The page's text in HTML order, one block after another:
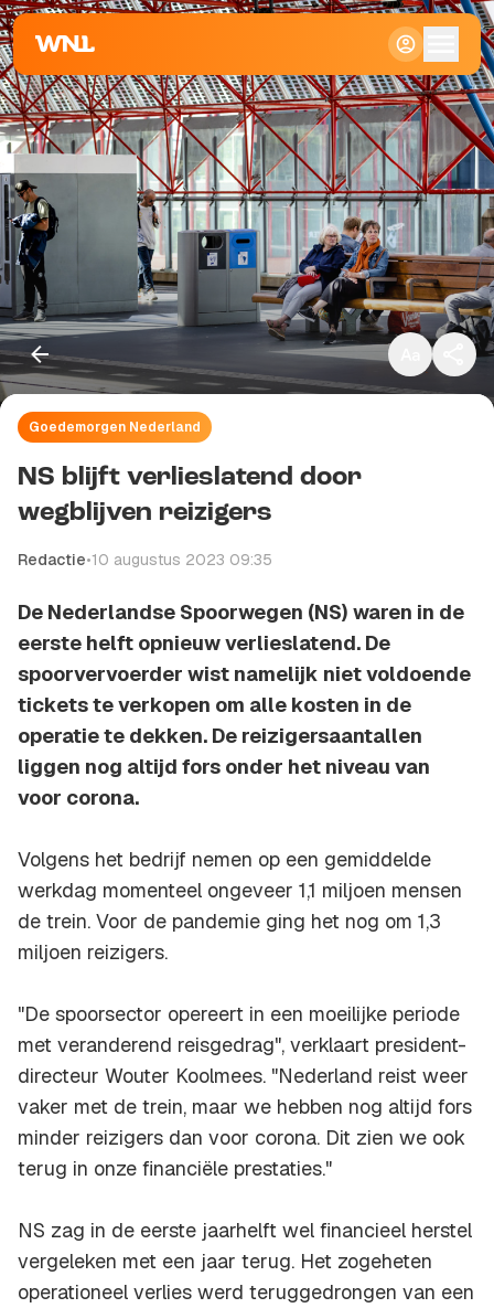
Klein
Standaard
Groot
Goedemorgen Nederland
NS blijft verlieslatend door
wegblijven reizigers
Redactie•10 augustus 2023 09:35
De Nederlandse Spoorwegen (NS) waren in de
eerste helft opnieuw verlieslatend. De
spoorvervoerder wist namelijk niet voldoende
tickets te verkopen om alle kosten in de
operatie te dekken. De reizigersaantallen
liggen nog altijd fors onder het niveau van
voor corona.
Volgens het bedrijf nemen op een gemiddelde
werkdag momenteel ongeveer 1,1 miljoen mensen
de trein. Voor de pandemie ging het nog om 1,3
miljoen reizigers.
"De spoorsector opereert in een moeilijke periode
met veranderend reisgedrag", verklaart president-
directeur Wouter Koolmees. "Nederland reist weer
vaker met de trein, maar we hebben nog altijd fors
minder reizigers dan voor corona. Dit zien we ook
terug in onze financiële prestaties."
NS zag in de eerste jaarhelft wel financieel herstel
vergeleken met een jaar terug. Het zogeheten
operationeel verlies werd teruggedrongen van een